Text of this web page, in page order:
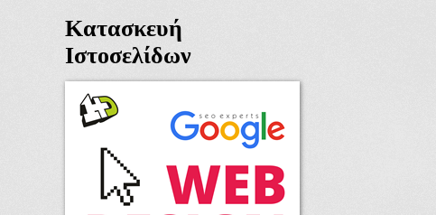
Κατασκευή
Ιστοσελίδων